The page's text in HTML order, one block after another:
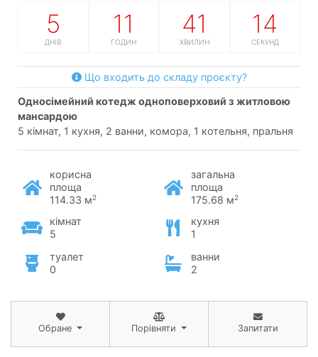
5
ДНІВ
11
ГОДИН
41
ХВИЛИН
13
СЕКУНД
Що входить до складу проєкту?
односімейний котедж одноповерховий з житловою
мансардою
5 кімнат, 1 кухня, 2 ванни, комора, 1 котельня, пральня
корисна
площа
114.33 м2
загальна
площа
175.68 м2
кімнат
5
кухня
1
туалет
0
ванни
2
Обране Порівняти Запитати